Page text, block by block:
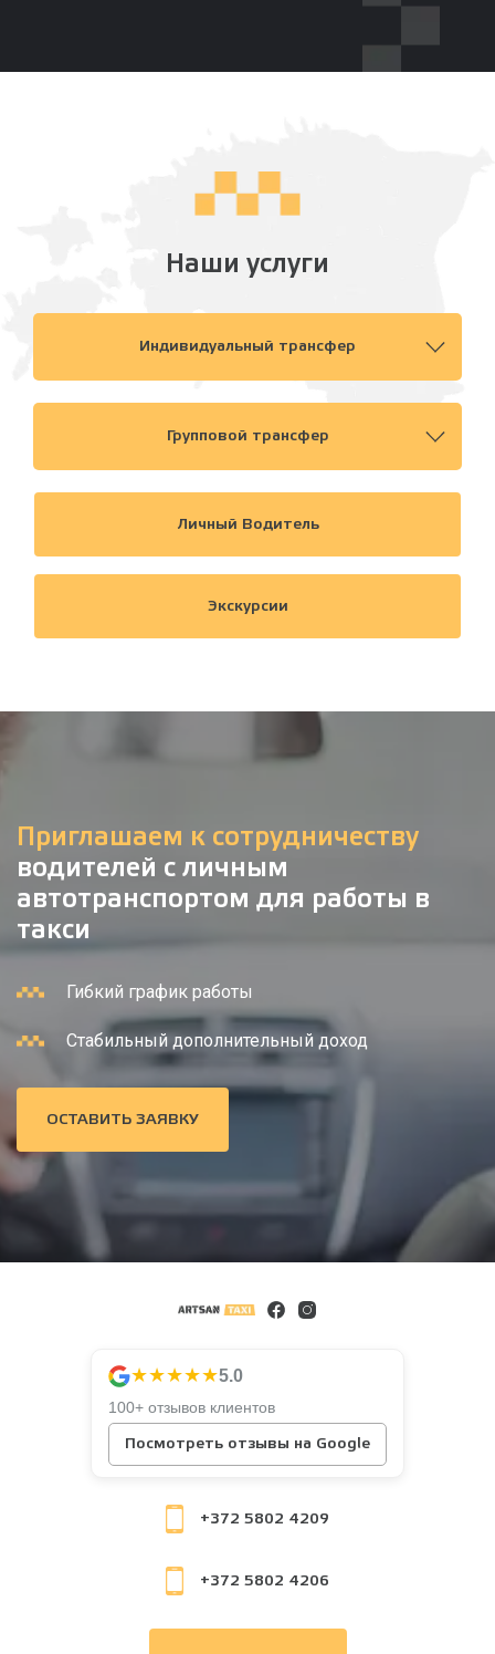
Наши услуги
Индивидуальный трансфер
Групповой трансфер
Личный Водитель
Экскурсии
Приглашаем к сотрудничеству
водителей с личным
автотранспортом для работы в
такси
Гибкий график работы
Стабильный дополнительный доход
ОСТАВИТЬ ЗАЯВКУ
★★★★★5.0
100+ отзывов клиентов
Посмотреть отзывы на Google
+372 5802 4209
+372 5802 4206